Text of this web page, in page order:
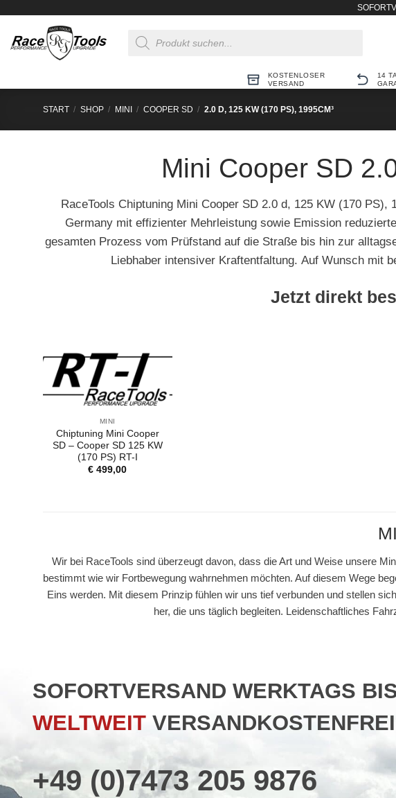
springen
search
KOSTENLOSER
VERSAND
14
START / SHOP / MINI / COOPER SD / 2.0 D, 125 KW (170 PS), 1995CM³
Mini Cooper SD
RaceTools Chiptuning Mini Cooper SD 2.0 d, 125 KW (170
Germany mit effizienter Mehrleistung sowie Emission
gesamten Prozess vom Prüfstand auf die Straße bis hin zur
Liebhaber intensiver Kraftentfaltung. Auf Wunsch mit
Jetzt direkt
MINI
Chiptuning Mini Cooper
SD – Cooper SD 125 KW
(170 PS) RT-I
€ 499,00
Wir bei RaceTools sind überzeugt davon, dass die Art und Weise unsere
bestimmt wie wir Fortbewegung wahrnehmen möchten. Auf diesem Wege
Eins werden. Mit diesem Prinzip fühlen wir uns tief verbunden und stellen
her, die uns täglich begleiten. Leidenschaftliches
SOFORTVERSAND WERKTAGS
WELTWEIT VERSANDKOSTENFREI
+49 (0)7473 205 9876